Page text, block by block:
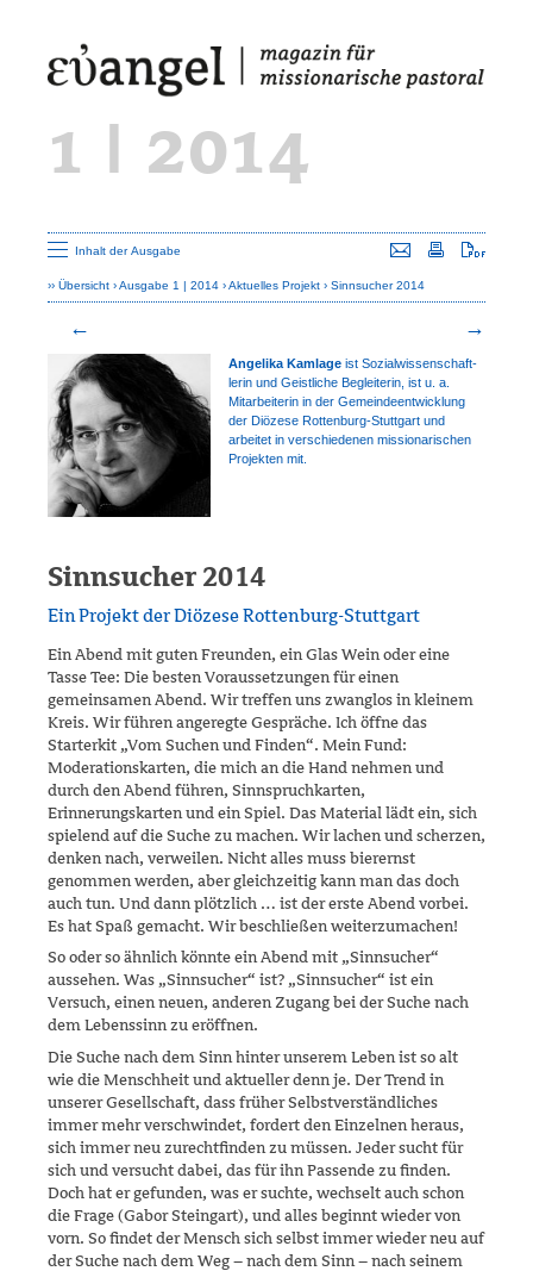
1 | 2014
Übersicht Ausgabe 1 | 2014 Aktuelles Projekt Sinnsucher 2014
Inhalt der Ausgabe Seite versenden
Seite drucken
Sinnsucher 2014
Ein Projekt der Diözese Rottenburg-Stuttgart
Ein Abend mit guten Freunden, ein Glas Wein oder eine
Tasse Tee: Die besten Voraussetzungen für einen
gemeinsamen Abend. Wir treffen uns zwanglos in kleinem
Kreis. Wir führen angeregte Gespräche. Ich öffne das
Starterkit „Vom Suchen und Finden“. Mein Fund:
Moderations­kar­ten, die mich an die Hand nehmen und
durch den Abend führen, Sinn­spruchkarten,
Erinnerungskarten und ein Spiel. Das Material lädt ein, sich
spielend auf die Suche zu machen. Wir lachen und scherzen,
den­ken nach, verweilen. Nicht alles muss bierernst
genommen werden, aber gleichzeitig kann man das doch
auch tun. Und dann plötzlich … ist der erste Abend vorbei.
Es hat Spaß gemacht. Wir beschließen weiter­zumachen!
So oder so ähnlich könnte ein Abend mit „Sinnsucher“
aussehen. Was „Sinnsucher“ ist? „Sinnsucher“ ist ein
Versuch, einen neuen, anderen Zugang bei der Suche nach
dem Lebenssinn zu eröffnen.
Die Suche nach dem Sinn hinter unserem Leben ist so alt
wie die Mensch­heit und aktueller denn je. Der Trend in
unserer Gesellschaft, dass früher Selbstverständliches
immer mehr verschwindet, fordert den Einzelnen heraus,
sich immer neu zurechtfinden zu müssen. Jeder sucht für
sich und versucht dabei, das für ihn Passende zu finden.
Doch hat er gefunden, was er suchte, wechselt auch schon
die Frage (Gabor Steingart), und alles beginnt wieder von
vorn. So findet der Mensch sich selbst immer wieder neu auf
der Suche nach dem Weg – nach dem Sinn – nach seinem
Angelika Kamlage ist Sozialwissen­schaft­
lerin und Geistliche Begleiterin, ist u. a.
Mitarbeiterin in der Gemeinde­entwicklung
der Diözese Rottenburg-Stuttgart und
arbeitet in verschiede­nen missionarischen
Projekten mit.